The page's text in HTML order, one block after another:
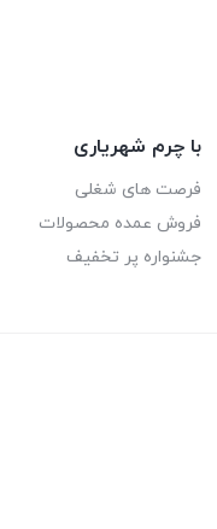
با چرم شهریاری
فرصت های شغلی
فروش عمده محصولات
جشنواره پر تخفیف